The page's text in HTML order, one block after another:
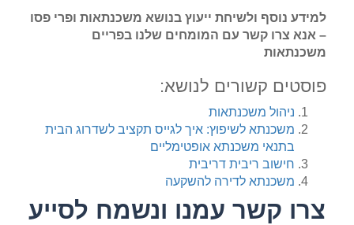
למידע נוסף ולשיחת ייעוץ בנושא משכנתאות ופרי פסו
– אנא צרו קשר עם המומחים שלנו בפריים
משכנתאות
פוסטים קשורים לנושא:
ניהול משכנתאות
משכנתא לשיפוץ: איך לגייס תקציב לשדרוג הבית
בתנאי משכנתא אופטימליים
חישוב ריבית דריבית
משכנתא לדירה להשקעה
צרו קשר עמנו ונשמח לסייע